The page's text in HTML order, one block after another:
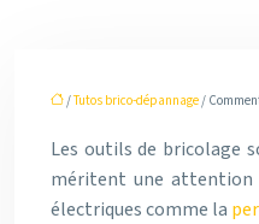
/Tutos brico-dépannage/
Les outils de bricolage
méritent une attention
électriques comme la